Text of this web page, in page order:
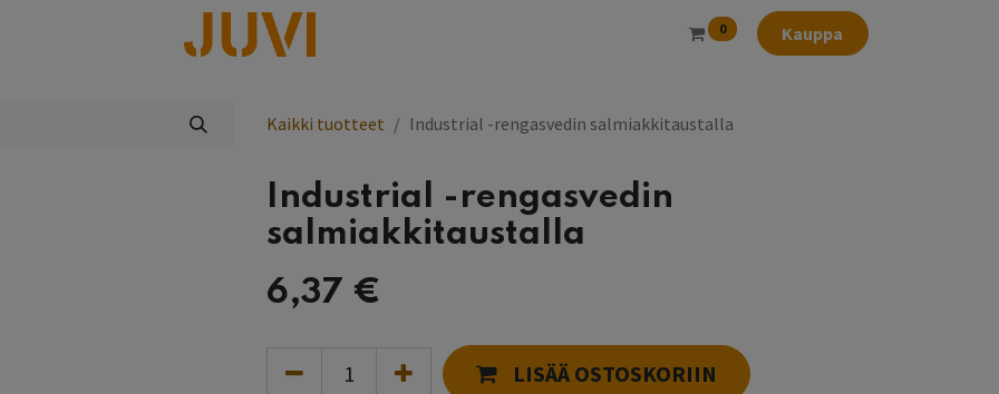
0 Kauppa
Kaikki tuotteet Industrial -rengasvedin salmiakkitaustalla
Industrial -rengasvedin
salmiakkitaustalla
6,37 €
LISÄÄ OSTOSKORIIN